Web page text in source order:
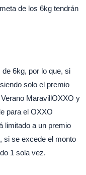
de los 6kg tendrán
6kg, por lo que, si
solo el premio
MaravillOXXO y
para el OXXO
limitado a un premio
si se excede el monto
1 sola vez.